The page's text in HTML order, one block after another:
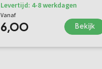
Levertijd: 4-8 werkdagen
Vanaf
6,00 Bekijk